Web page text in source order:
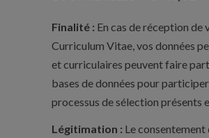
Finalité : En cas de réception de
Curriculum Vitae, vos données
et curriculaires peuvent faire
bases de données pour
processus de sélection présents
Légitimation : Le consentement